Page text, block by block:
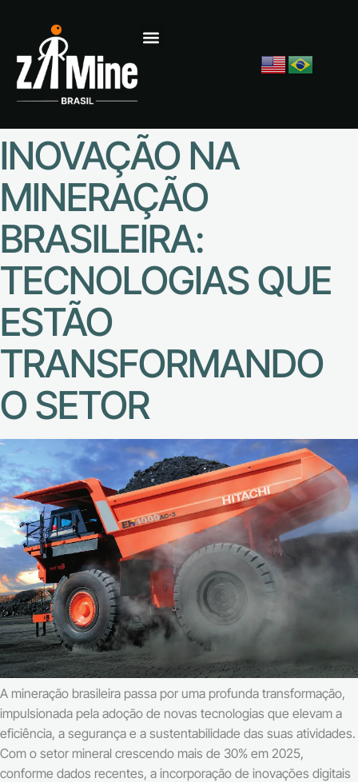
INOVAÇÃO NA
MINERAÇÃO
BRASILEIRA:
TECNOLOGIAS QUE
ESTÃO
TRANSFORMANDO
O SETOR
A mineração brasileira passa por uma profunda transformação,
impulsionada pela adoção de novas tecnologias que elevam a
eficiência, a segurança e a sustentabilidade das suas atividades.
Com o setor mineral crescendo mais de 30% em 2025,
conforme dados recentes, a incorporação de inovações digitais